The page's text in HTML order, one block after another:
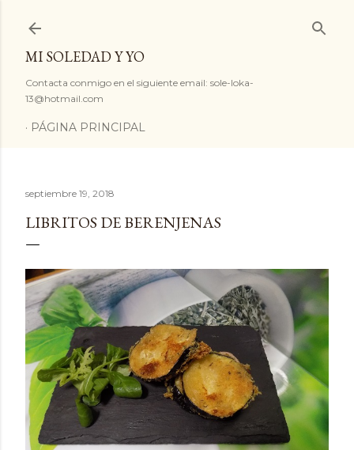
MI SOLEDAD Y YO
Contacta conmigo en el siguiente email: sole-loka-
13@hotmail.com
PÁGINA PRINCIPAL
septiembre 19, 2018
LIBRITOS DE BERENJENAS